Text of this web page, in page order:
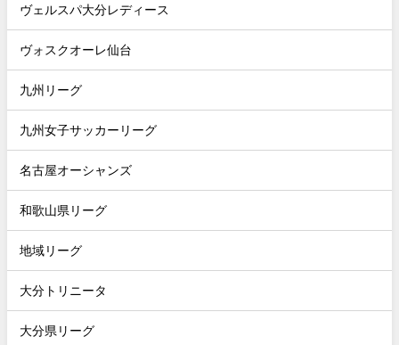
ヴェルスパ大分レディース
ヴォスクオーレ仙台
九州リーグ
九州女子サッカーリーグ
名古屋オーシャンズ
和歌山県リーグ
地域リーグ
大分トリニータ
大分県リーグ